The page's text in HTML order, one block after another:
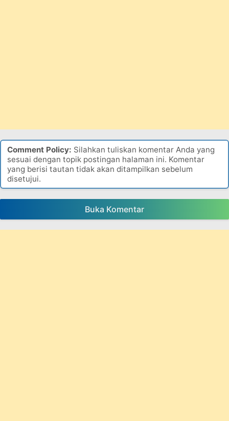
Comment Policy: Silahkan tuliskan komentar Anda yang
sesuai dengan topik postingan halaman ini. Komentar
yang berisi tautan tidak akan ditampilkan sebelum
disetujui.
Buka Komentar